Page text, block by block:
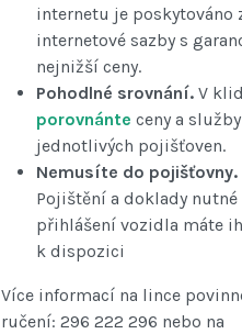
internetu je poskytováno
internetové sazby s
nejnižší ceny.
Pohodlné srovnání. V
porovnánte ceny a služby
jednotlivých pojišťoven.
Nemusíte do pojišťovny.
Pojištění a doklady nutné
přihlášení vozidla máte
k dispozici
Více informací na lince
ručení: 296 222 296 nebo na